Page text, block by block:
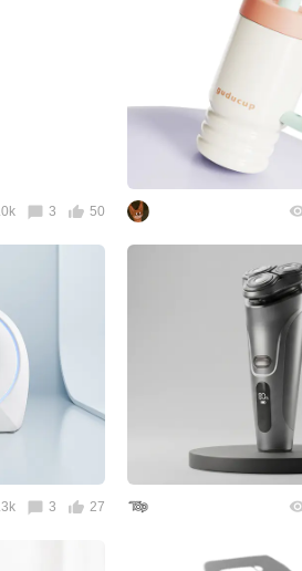
3 50
3 27